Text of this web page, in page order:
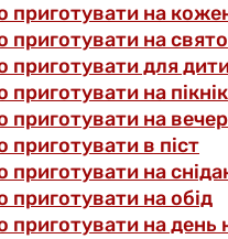
приготувати на
приготувати на свято
приготувати для
приготувати на пікнік
приготувати на
приготувати в піст
приготувати на
приготувати на обід
приготувати на день